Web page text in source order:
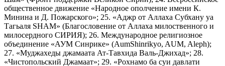
общественное движение «Народное ополчение имени К.
Минина и Д. Пожарского»; 25. «Аджр от Аллаха Субхану уа
Тагьаля SHAM» (Благословение от Аллаха милоственного и
милосердного СИРИЯ); 26. Международное религиозное
объединение «АУМ Синрике» (AumShinrikyo, AUM, Aleph);
27. «Муджахеды джамаата Ат-Тавхида Валь-Джихад»; 28.
«Чистопольский Джамаат»; 29. «Рохнамо ба суи давлати